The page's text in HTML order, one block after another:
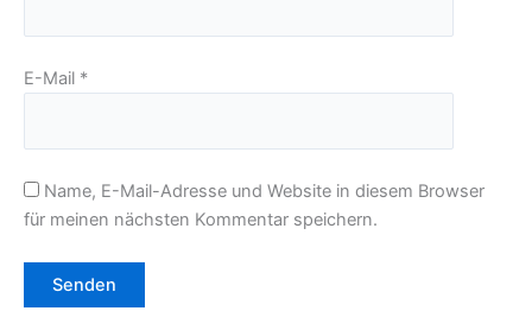
E-Mail *
Name, E-Mail-Adresse und Website in diesem Browser
für meinen nächsten Kommentar speichern.